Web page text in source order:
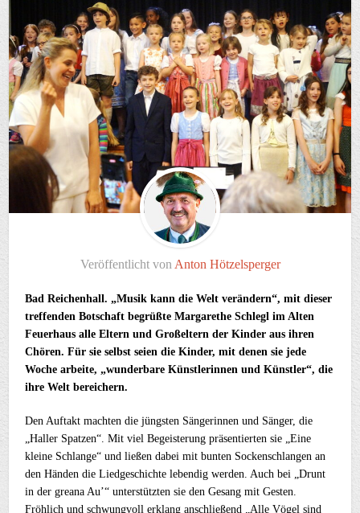
Veröffentlicht von Anton Hötzelsperger
Bad Reichenhall. „Musik kann die Welt verändern“, mit dieser
treffenden Botschaft begrüßte Margarethe Schlegl im Alten
Feuerhaus alle Eltern und Großeltern der Kinder aus ihren
Chören. Für sie selbst seien die Kinder, mit denen sie jede
Woche arbeite, „wunderbare Künstlerinnen und Künstler“, die
ihre Welt bereichern.
Den Auftakt machten die jüngsten Sängerinnen und Sänger, die
„Haller Spatzen“. Mit viel Begeisterung präsentierten sie „Eine
kleine Schlange“ und ließen dabei mit bunten Sockenschlangen an
den Händen die Liedgeschichte lebendig werden. Auch bei „Drunt
in der greana Au’“ unterstützten sie den Gesang mit Gesten.
Fröhlich und schwungvoll erklang anschließend „Alle Vögel sind